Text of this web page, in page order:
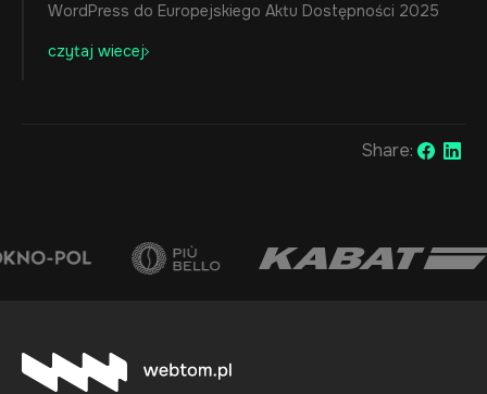
WordPress do Europejskiego Aktu Dostępności 2025
czytaj wiecej
Share: